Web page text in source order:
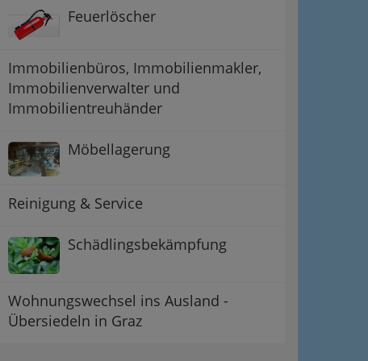
Feuerlöscher
Immobilienbüros, Immobilienmakler,
Immobilienverwalter und
Immobilientreuhänder
Möbellagerung
Reinigung & Service
Schädlingsbekämpfung
Wohnungswechsel ins Ausland -
Übersiedeln in Graz